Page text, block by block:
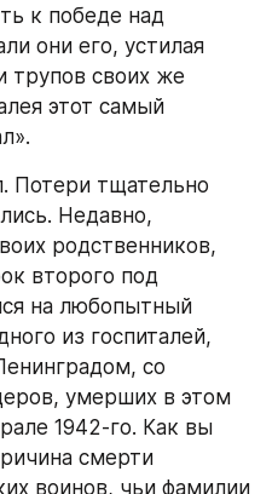
к победе над
они его, устилая
трупов своих же
этот самый
Потери тщательно
Недавно,
родственников,
второго под
на любопытный
из госпиталей,
со
умерших в этом
1942-го. Как вы
смерти
воинов, чьи фамилии